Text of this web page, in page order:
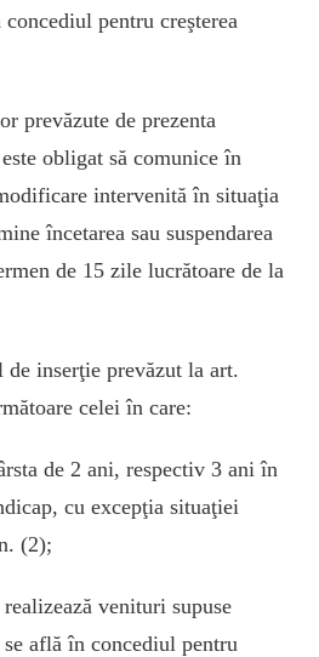
pentru creşterea
prevăzute de prezenta
obligat să comunice în
intervenită în situaţia
încetarea sau suspendarea
de 15 zile lucrătoare de la
inserţie prevăzut la art.
celei în care:
de 2 ani, respectiv 3 ani în
cu excepţia situaţiei
(2);
venituri supuse
află în concediul pentru